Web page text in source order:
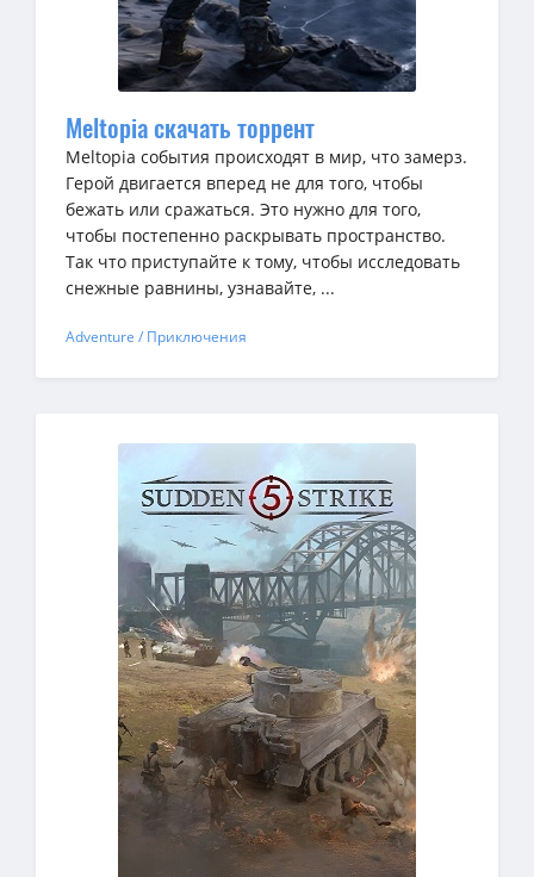
Meltopia скачать торрент
Meltopia события происходят в мир, что замерз.
Герой двигается вперед не для того, чтобы
бежать или сражаться. Это нужно для того,
чтобы постепенно раскрывать пространство.
Так что приступайте к тому, чтобы исследовать
снежные равнины, узнавайте, ...
Adventure / Приключения